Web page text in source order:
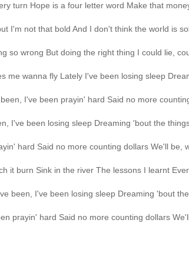
turn Hope is a four letter word Make that
I'm not that bold And I don't think the world is
so wrong But doing the right thing I could lie,
me wanna fly Lately I've been losing sleep
I've been prayin' hard Said no more
I've been losing sleep Dreaming 'bout the
hard Said no more counting dollars We'll be,
it burn Sink in the river The lessons I learnt
been, I've been losing sleep Dreaming 'bout
prayin' hard Said no more counting dollars